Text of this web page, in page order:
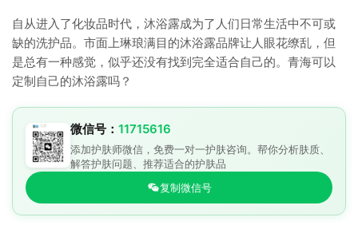
自从进入了化妆品时代，沐浴露成为了人们日常生活中不可或
缺的洗护品。市面上琳琅满目的沐浴露品牌让人眼花缭乱，但
是总有一种感觉，似乎还没有找到完全适合自己的。青海可以
定制自己的沐浴露吗？
微信号： 11715616
添加护肤师微信，免费一对一护肤咨询。帮你分析肤质、
解答护肤问题、推荐适合的护肤品
复制微信号